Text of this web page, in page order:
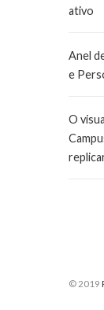
ativo
Anel
e
O
© 2019